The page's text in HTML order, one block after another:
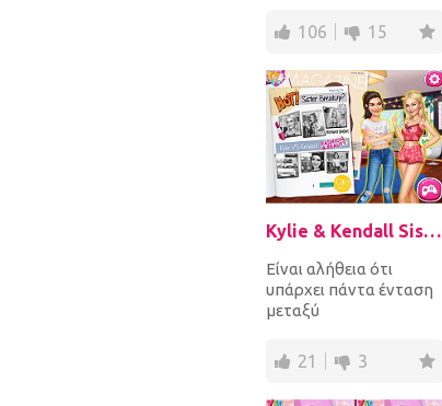
Κοατσέλα! Δώσε στυλ
στα...
106 15
Kylie & Kendall Sisters Breakup
Είναι αλήθεια ότι
υπάρχει πάντα ένταση
μεταξύ
αδελφών! Σκέψου τις
παγκοσμίου φήμης α...
21 3